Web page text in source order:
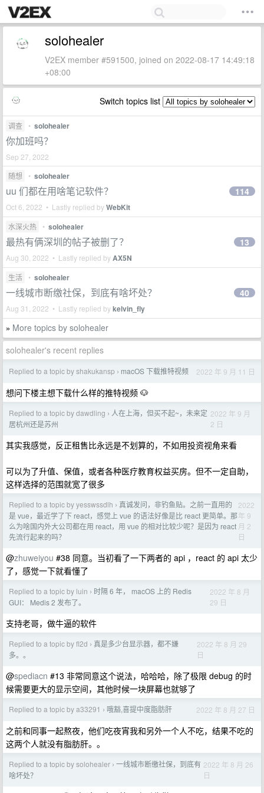
solohealer
V2EX member #591500, joined on 2022-08-17 14:49:18
+08:00
Switch topics list
调查 • solohealer
你加班吗？
Sep 27, 2022
随想
• solohealer
uu 们都在用啥笔记软件？
Oct 6, 2022 • Lastly replied byWebKit
114
水深火热 • solohealer
最热有俩深圳的帖子被删了？
Aug 30, 2022 • Lastly replied byAX5N
13
生活 • solohealer
一线城市断缴社保，到底有啥坏处？
Aug 31, 2022 • Lastly replied bykelvin_fly
40
» More topics by solohealer
solohealer's recent replies
Replied to a topic by shakukansp › macOS 下载推特视频 2022 年 9 月 11 日
想问下楼主想下载什么样的推特视频 🐶
Replied to a topic by dawdling › 人在上海，但买不起~，未来定
居杭州还是苏州
2022 年 9 月
2 日
其实我感觉，反正租售比永远是不划算的，不如用投资视角来看
可以为了升值、保值，或者各种医疗教育权益买房。但不一定自助，
这样选择的范围就宽了很多
Replied to a topic by yesswssdlh › 真诚发问，非钓鱼贴。之前一直用的
是 vue，最近学了下 react，感觉上 vue 的语法好像是比 react 更简单。那
么为啥国内外大公司都在用 react，用 vue 的相对比较少呢？是因为 react
先流行起来的吗？
2022
年 9
月 2
日
@zhuweiyou #38 同意。当初看了一下两者的 api ，react 的 api 太少
了，感觉一下就看懂了
Replied to a topic by luin › 时隔 6 年， macOS 上的 Redis
GUI： Medis 2 发布了。
2022 年 8 月
29 日
支持老哥，做牛逼的软件
Replied to a topic by fl2d › 真是多少台显示器，都不嫌
多。。
2022 年 8 月 29
日
@spediacn #13 非常同意这个说法，哈哈哈，除了极限 debug 的时
候需要更大的显示空间，其他时候一块屏幕也就够了
Replied to a topic by a33291 › 哦豁,喜提中度脂肪肝 2022 年 8 月 27 日
之前和同事一起熬夜，他们吃夜宵我和另外一个人不吃，结果不吃的
这两个人就没有脂肪肝。。
Replied to a topic by solohealer › 一线城市断缴社保，到底有
啥坏处？
2022 年 8 月 26
日